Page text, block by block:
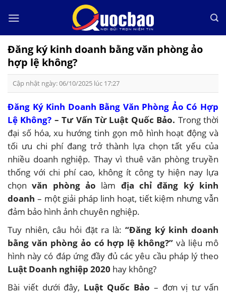
Đăng ký kinh doanh bằng văn phòng ảo
hợp lệ không?
Cập nhật ngày: 06/10/2025 lúc 17:27
Đăng Ký Kinh Doanh Bằng Văn Phòng Ảo Có Hợp
Lệ Không? – Tư Vấn Từ Luật Quốc Bảo. Trong thời
đại số hóa, xu hướng tinh gọn mô hình hoạt động và
tối ưu chi phí đang trở thành lựa chọn tất yếu của
nhiều doanh nghiệp. Thay vì thuê văn phòng truyền
thống với chi phí cao, không ít công ty hiện nay lựa
chọnvăn phòng ảo làm địa chỉ đăng ký kinh
doanh – một giải pháp linh hoạt, tiết kiệm nhưng vẫn
đảm bảo hình ảnh chuyên nghiệp.
Tuy nhiên, câu hỏi đặt ra là: “Đăng ký kinh doanh
bằng văn phòng ảo có hợp lệ không?” và liệu mô
hình này có đáp ứng đầy đủ các yêu cầu pháp lý theo
Luật Doanh nghiệp 2020 hay không?
Bài viết dưới đây, Luật Quốc Bảo – đơn vị tư vấn